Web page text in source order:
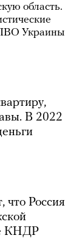
область.
Украины
В 2022
что Россия
КНДР